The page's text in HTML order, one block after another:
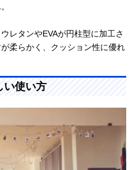
レタンやEVAが円柱型に加工さ
柔らかく、クッション性に優れ
い使い方